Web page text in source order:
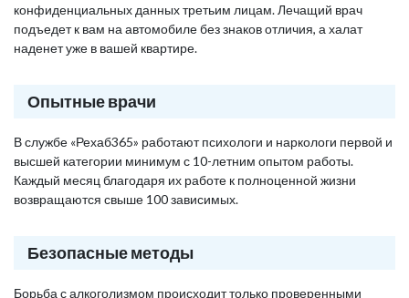
конфиденциальных данных третьим лицам. Лечащий врач
подъедет к вам на автомобиле без знаков отличия, а халат
наденет уже в вашей квартире.
Опытные врачи
В службе «Рехаб365» работают психологи и наркологи первой и
высшей категории минимум с 10-летним опытом работы.
Каждый месяц благодаря их работе к полноценной жизни
возвращаются свыше 100 зависимых.
Безопасные методы
Борьба с алкоголизмом происходит только проверенными